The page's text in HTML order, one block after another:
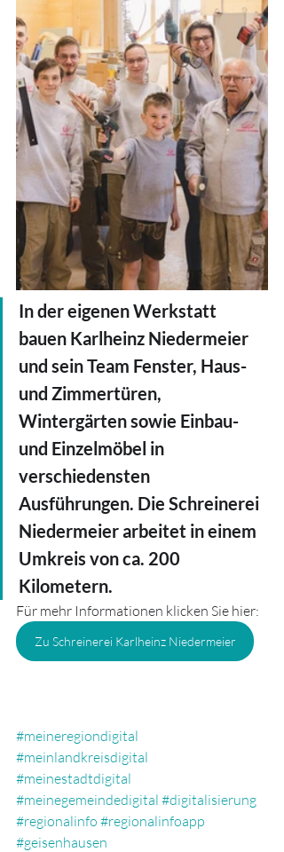
In der eigenen Werkstatt
bauen Karlheinz Niedermeier
und sein Team Fenster, Haus-
und Zimmertüren,
Wintergärten sowie Einbau-
und Einzelmöbel in
verschiedensten
Ausführungen. Die Schreinerei
Niedermeier arbeitet in einem
Umkreis von ca. 200
Kilometern.
Für mehr Informationen klicken Sie hier:
Zu Schreinerei Karlheinz Niedermeier
#meineregiondigital
#meinlandkreisdigital
#meinestadtdigital
#meinegemeindedigital #digitalisierung
#regionalinfo #regionalinfoapp
#geisenhausen